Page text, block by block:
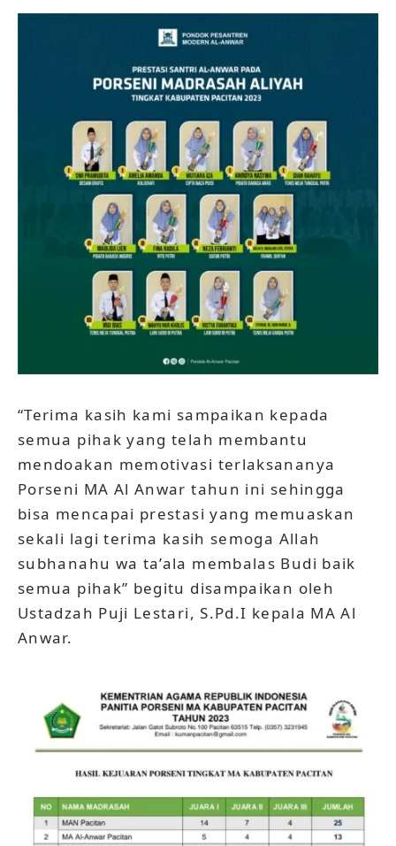
“Terima kasih kami sampaikan kepada
semua pihak yang telah membantu
mendoakan memotivasi terlaksananya
Porseni MA Al Anwar tahun ini sehingga
bisa mencapai prestasi yang memuaskan
sekali lagi terima kasih semoga Allah
subhanahu wa ta’ala membalas Budi baik
semua pihak” begitu disampaikan oleh
Ustadzah Puji Lestari, S.Pd.I kepala MA Al
Anwar.